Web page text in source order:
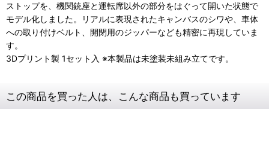
ストップを、機関銃座と運転席以外の部分をはぐって開いた状態で
モデル化しました。リアルに表現されたキャンバスのシワや、車体
への取り付けベルト、開閉用のジッパーなども精密に再現していま
す。
3Dプリント製 1セット入 ※本製品は未塗装未組み立てです。
この商品を買った人は、こんな商品も買っています